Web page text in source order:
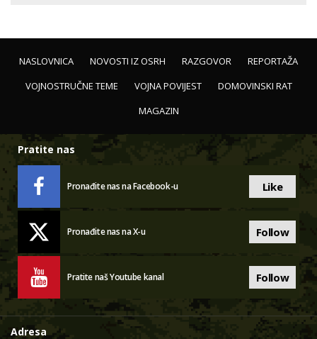
NASLOVNICA NOVOSTI IZ OSRH RAZGOVOR
REPORTAŽA
VOJNOSTRUČNE TEME
VOJNA POVIJEST
DOMOVINSKI RAT
MAGAZIN
Pratite nas
Pronađite nas na Facebook-u Like
Pronađite nas na X-u Follow
Pratite naš Youtube kanal Follow
Adresa